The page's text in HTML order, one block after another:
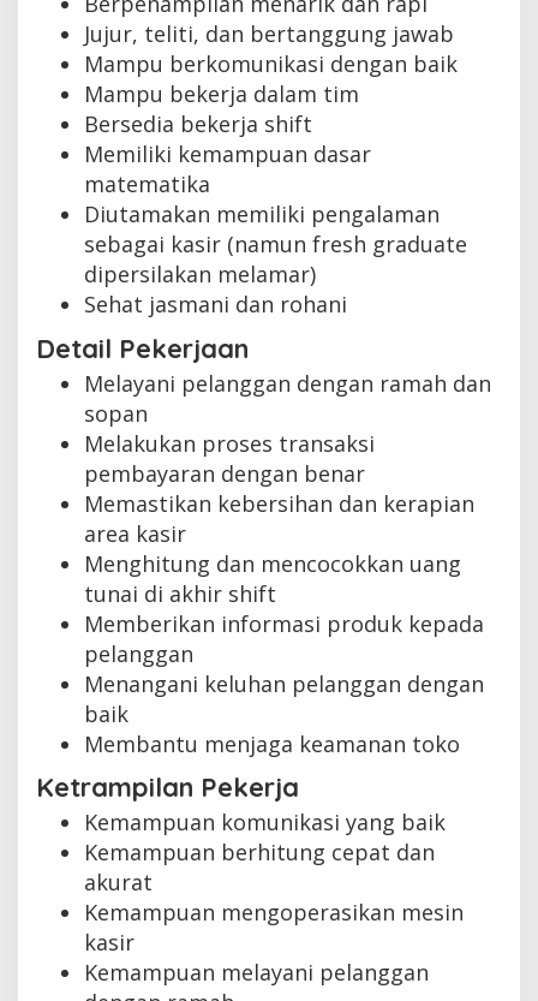
Jujur, teliti, dan bertanggung jawab
Mampu berkomunikasi dengan baik
Mampu bekerja dalam tim
Bersedia bekerja shift
Memiliki kemampuan dasar
matematika
Diutamakan memiliki pengalaman
sebagai kasir (namun fresh graduate
dipersilakan melamar)
Sehat jasmani dan rohani
Detail Pekerjaan
Melayani pelanggan dengan ramah dan
sopan
Melakukan proses transaksi
pembayaran dengan benar
Memastikan kebersihan dan kerapian
area kasir
Menghitung dan mencocokkan uang
tunai di akhir shift
Memberikan informasi produk kepada
pelanggan
Menangani keluhan pelanggan dengan
baik
Membantu menjaga keamanan toko
Ketrampilan Pekerja
Kemampuan komunikasi yang baik
Kemampuan berhitung cepat dan
akurat
Kemampuan mengoperasikan mesin
kasir
Kemampuan melayani pelanggan